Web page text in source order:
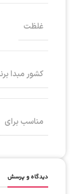
غلظت
کشور مبدا
مناسب برای
دیدگاه و پرسش